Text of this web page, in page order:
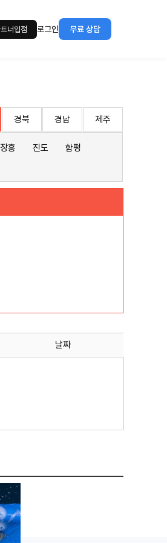
너입점 로그인 무료 상담
경북 경남 제주
장흥 진도
함평
날짜